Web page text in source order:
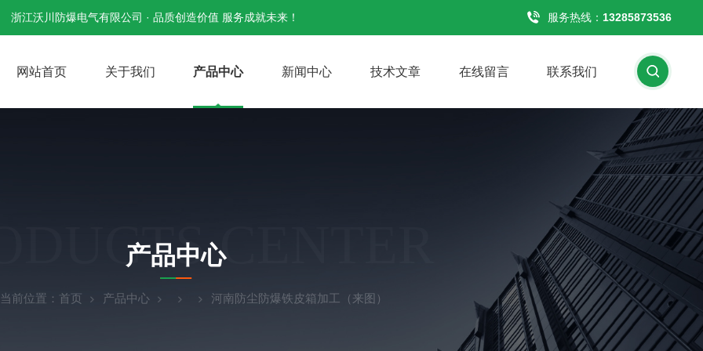
浙江沃川防爆电气有限公司 · 品质创造价值 服务成就未来！ 服务热线： 13285873536
网站首页 关于我们 产品中心 新闻中心 技术文章 在线留言 联系我们
CENTER
产品中心
当前位置： 首页 产品中心 河南防尘防爆铁皮箱加工（来图）